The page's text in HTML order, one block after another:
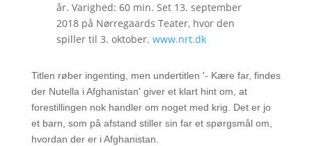
år. Varighed: 60 min. Set 13. september
2018 på Nørregaards Teater, hvor den
spiller til 3. oktober. www.nrt.dk
Titlen røber ingenting, men undertitlen '- Kære far, findes
der Nutella i Afghanistan' giver et klart hint om, at
forestillingen nok handler om noget med krig. Det er jo
et barn, som på afstand stiller sin far et spørgsmål om,
hvordan der er i Afghanistan.